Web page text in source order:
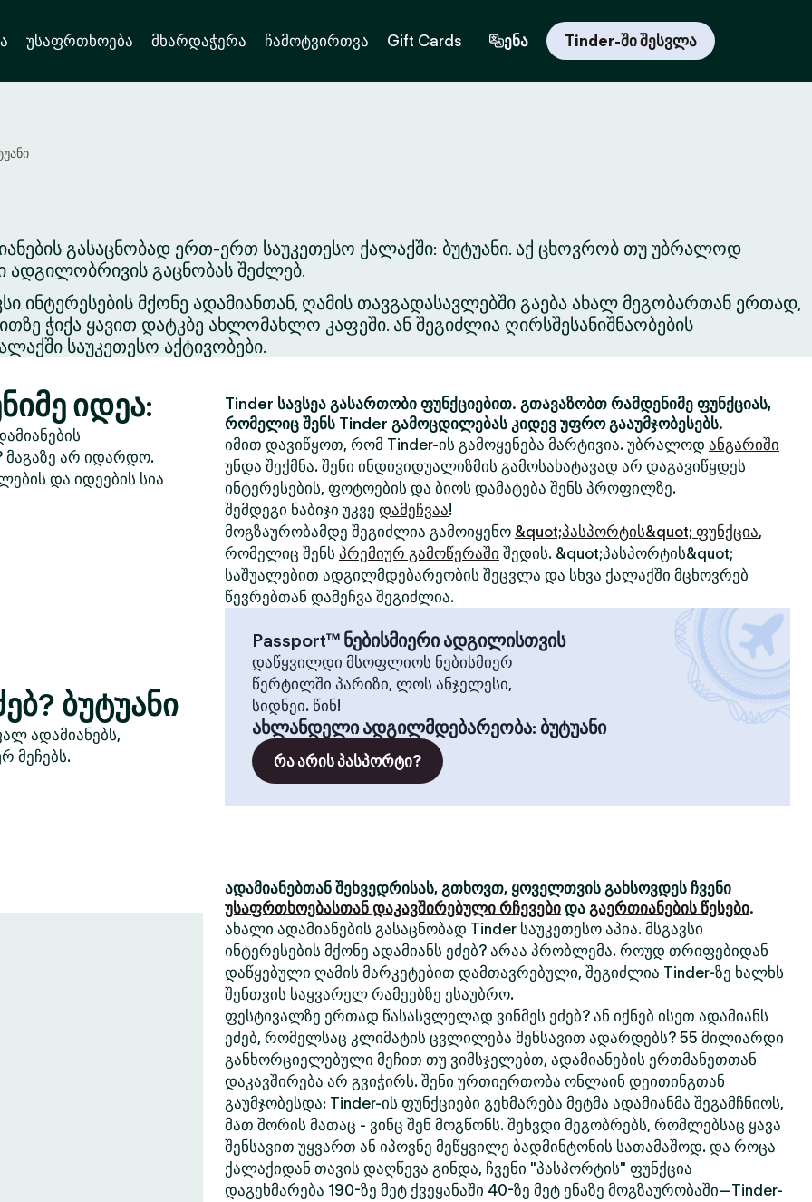
უსაფრთხოება მხარდაჭერა ჩამოტვირთვა Gift Cards ენა Tinder-ში შესვლა
გასაცნობად ერთ-ერთ საუკეთესო ქალაქში: ბუტუანი. აქ ცხოვრობ თუ უბრალოდ
ადგილობრივის გაცნობას შეძლებ.
ინტერესების მქონე ადამიანთან, ღამის თავგადასავლებში გაება ახალ მეგობართან ერთად,
ჭიქა ყავით დატკბე ახლომახლო კაფეში. ან შეგიძლია ღირსშესანიშნაობების
საუკეთესო აქტივობები.
იდეა:
მაგაზე არ იდარდო.
და იდეების სია
ბუტუანი
ადამიანებს,
მეჩებს.
Tinder სავსეა გასართობი ფუნქციებით. გთავაზობთ რამდენიმე ფუნქციას,
რომელიც შენს Tinder გამოცდილებას კიდევ უფრო გააუმჯობესებს.
იმით დავიწყოთ, რომ Tinder-ის გამოყენება მარტივია. უბრალოდ ანგარიში
უნდა შექმნა. შენი ინდივიდუალიზმის გამოსახატავად არ დაგავიწყდეს
ინტერესების, ფოტოების და ბიოს დამატება შენს პროფილზე.
შემდეგი ნაბიჯი უკვე დამეჩვაა!
მოგზაურობამდე შეგიძლია გამოიყენო &quot;პასპორტის&quot; ფუნქცია,
რომელიც შენს პრემიურ გამოწერაში შედის. &quot;პასპორტის&quot;
საშუალებით ადგილმდებარეობის შეცვლა და სხვა ქალაქში მცხოვრებ
წევრებთან დამეჩვა შეგიძლია.
Passport™ ნებისმიერი ადგილისთვის
დაწყვილდი მსოფლიოს ნებისმიერ
წერტილში პარიზი, ლოს ანჯელესი,
სიდნეი. წინ!
ახლანდელი ადგილმდებარეობა: ბუტუანი
რა არის პასპორტი?
ადამიანებთან შეხვედრისას, გთხოვთ, ყოველთვის გახსოვდეს ჩვენი
უსაფრთხოებასთან დაკავშირებული რჩევები და გაერთიანების წესები.
ახალი ადამიანების გასაცნობად Tinder საუკეთესო აპია. მსგავსი
ინტერესების მქონე ადამიანს ეძებ? არაა პრობლემა. როუდ თრიფებიდან
დაწყებული ღამის მარკეტებით დამთავრებული, შეგიძლია Tinder-ზე ხალხს
შენთვის საყვარელ რამეებზე ესაუბრო.
ფესტივალზე ერთად წასასვლელად ვინმეს ეძებ? ან იქნებ ისეთ ადამიანს
ეძებ, რომელსაც კლიმატის ცვლილება შენსავით ადარდებს? 55 მილიარდი
განხორციელებული მეჩით თუ ვიმსჯელებთ, ადამიანების ერთმანეთთან
დაკავშირება არ გვიჭირს. შენი ურთიერთობა ონლაინ დეითინგთან
გაუმჯობესდა: Tinder-ის ფუნქციები გეხმარება მეტმა ადამიანმა შეგამჩნიოს,
მათ შორის მათაც - ვინც შენ მოგწონს. შეხვდი მეგობრებს, რომლებსაც ყავა
შენსავით უყვართ ან იპოვნე მეწყვილე ბადმინტონის სათამაშოდ. და როცა
ქალაქიდან თავის დაღწევა გინდა, ჩვენი "პასპორტის" ფუნქცია
დაგეხმარება 190-ზე მეტ ქვეყანაში 40-ზე მეტ ენაზე მოგზაურობაში—Tinder-